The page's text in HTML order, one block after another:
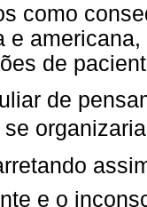
como
e
de
de
e o